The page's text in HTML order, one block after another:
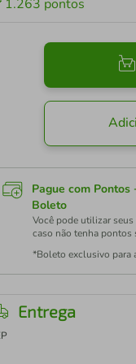
1.263 pontos
Pague com
Boleto
Você pode utilizar
caso não tenha pontos
*Boleto exclusivo para
Entrega